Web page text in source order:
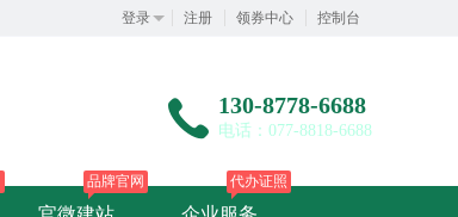
登录 注册 领券中心 控制台
130-8778-6688
电话：077-8818-6688
品牌官网 代办证照